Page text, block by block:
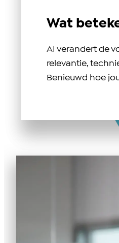
Wat
AI verandert de
relevantie,
Benieuwd hoe